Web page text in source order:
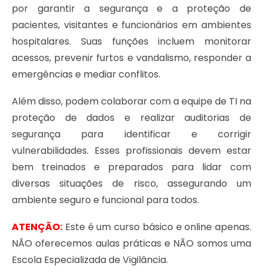
por garantir a segurança e a proteção de
pacientes, visitantes e funcionários em ambientes
hospitalares. Suas funções incluem monitorar
acessos, prevenir furtos e vandalismo, responder a
emergências e mediar conflitos.
Além disso, podem colaborar com a equipe de TI na
proteção de dados e realizar auditorias de
segurança para identificar e corrigir
vulnerabilidades. Esses profissionais devem estar
bem treinados e preparados para lidar com
diversas situações de risco, assegurando um
ambiente seguro e funcional para todos.
ATENÇÃO: Este é um curso básico e online apenas.
NÃO oferecemos aulas práticas e NÃO somos uma
Escola Especializada de Vigilância.